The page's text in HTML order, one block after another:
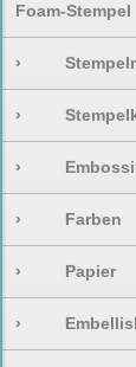
Foam-Stempel
›
›
›
› Farben
› Papier
›